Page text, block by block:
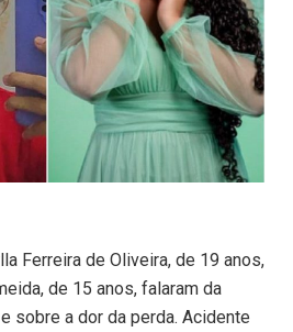
Ferreira de Oliveira, de 19 anos,
de 15 anos, falaram da
sobre a dor da perda. Acidente